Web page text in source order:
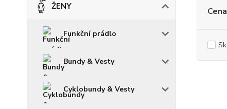
ŽENY
Funkční prádlo
Bundy & Vesty
Cyklobundy & Vesty